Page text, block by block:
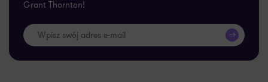
Grant Thornton!
>>